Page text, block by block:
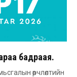
бадраая.
өөрчлөлтийн